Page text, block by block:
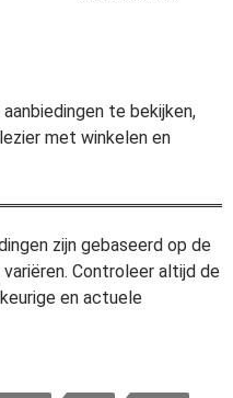
te bekijken,
met winkelen en
zijn gebaseerd op de
Controleer altijd de
en actuele